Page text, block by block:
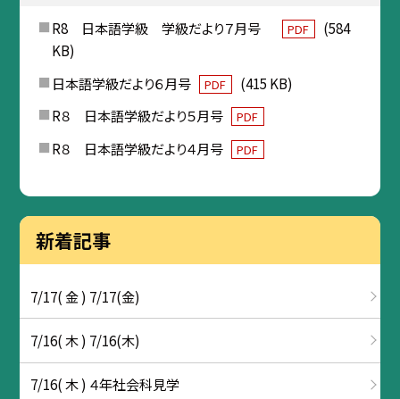
R8 日本語学級 学級だより７月号 PDF
(584
KB)
日本語学級だより６月号
PDF
(415 KB)
R８ 日本語学級だより５月号
PDF
R８ 日本語学級だより４月号 PDF
新着記事
7/17( 金 ) 7/17(金)
7/16( 木 ) 7/16(木)
7/16( 木 ) ４年社会科見学